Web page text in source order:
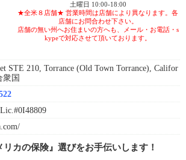
土曜日 10:00-18:00
★全米８店舗★ 営業時間は店舗により異なります。各
店舗にお問合わせ下さい。
店舗の無い州へお住まいの方へも、メール・お電話・s
kypeで対応させて頂いております。
STE 210, Torrance (Old Town Torrance), Califor
衆国
カの保険』選びをお手伝いします！